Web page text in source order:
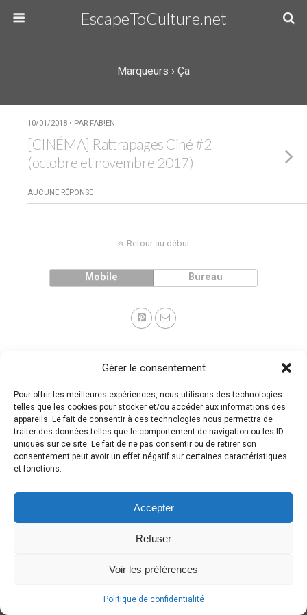
Gérer le consentement
Pour offrir les meilleures expériences, nous utilisons des technologies
telles que les cookies pour stocker et/ou accéder aux informations des
appareils. Le fait de consentir à ces technologies nous permettra de
traiter des données telles que le comportement de navigation ou les ID
uniques sur ce site. Le fait de ne pas consentir ou de retirer son
consentement peut avoir un effet négatif sur certaines caractéristiques
et fonctions.
Accepter
Refuser
Voir les préférences
Politique de confidentialité
EscapeToCulture.net
Marqueurs › Ça
10/01/2018 • PAR FAB!EN
[CINÉMA] Rattrapages Ciné #2
(octobre et novembre 2017)
AUCUNE RÉPONSE
Retour au début
Mobile Bureau